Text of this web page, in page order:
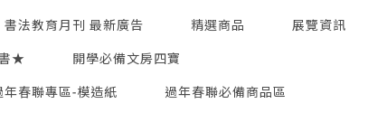
書法教育月刊 最新廣告 精選商品 展覽資訊
★ 開學必備文房四寶
年春聯專區-模造紙 過年春聯必備商品區